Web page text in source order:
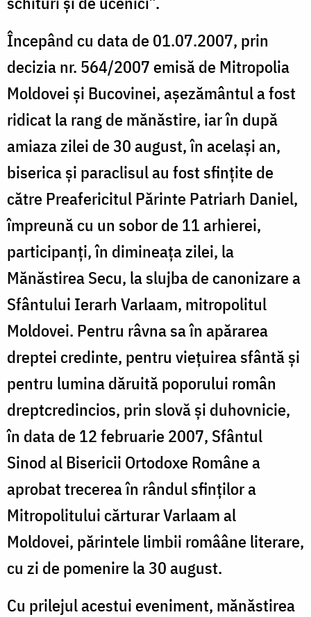
Începând cu data de 01.07.2007, prin
decizia nr. 564/2007 emisă de Mitropolia
Moldovei şi Bucovinei, aşezământul a fost
ridicat la rang de mănăstire, iar în după
amiaza zilei de 30 august, în acelaşi an,
biserica şi paraclisul au fost sfinţite de
către Preafericitul Părinte Patriarh Daniel,
împreună cu un sobor de 11 arhierei,
participanţi, în dimineaţa zilei, la
Mănăstirea Secu, la slujba de canonizare a
Sfântului Ierarh Varlaam, mitropolitul
Moldovei. Pentru râvna sa în apărarea
dreptei credinte, pentru vieţuirea sfântă şi
pentru lumina dăruită poporului român
dreptcredincios, prin slovă şi duhovnicie,
în data de 12 februarie 2007, Sfântul
Sinod al Bisericii Ortodoxe Române a
aprobat trecerea în rândul sfinţilor a
Mitropolitului cărturar Varlaam al
Moldovei, părintele limbii romââne literare,
cu zi de pomenire la 30 august.
Cu prilejul acestui eveniment, mănăstirea